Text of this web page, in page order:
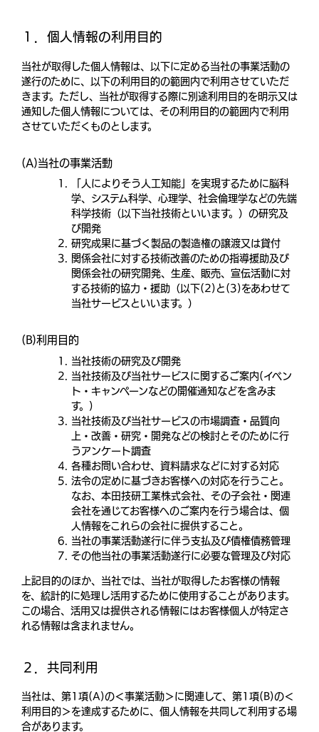
１．個人情報の利用目的
当社が取得した個人情報は、以下に定める当社の事業活動の
遂行のために、以下の利用目的の範囲内で利用させていただ
きます。ただし、当社が取得する際に別途利用目的を明示又は
通知した個人情報については、その利用目的の範囲内で利用
させていただくものとします。
(A)当社の事業活動
「人によりそう人工知能」を実現するために脳科
学、システム科学、心理学、社会倫理学などの先端
科学技術（以下当社技術といいます。）の研究及
び開発
研究成果に基づく製品の製造権の譲渡又は貸付
関係会社に対する技術改善のための指導援助及び
関係会社の研究開発、生産、販売、宣伝活動に対
する技術的協力・援助（以下(2)と(3)をあわせて
当社サービスといいます。）
(B)利用目的
当社技術の研究及び開発
当社技術及び当社サービスに関するご案内(イベン
ト・キャンペーンなどの開催通知などを含みま
す。)
当社技術及び当社サービスの市場調査・品質向
上・改善・研究・開発などの検討とそのために行
うアンケート調査
各種お問い合わせ、資料請求などに対する対応
法令の定めに基づきお客様への対応を行うこと。
なお、本田技研工業株式会社、その子会社・関連
会社を通じてお客様へのご案内を行う場合は、個
人情報をこれらの会社に提供すること。
当社の事業活動遂行に伴う支払及び債権債務管理
その他当社の事業活動遂行に必要な管理及び対応
上記目的のほか、当社では、当社が取得したお客様の情報
を、統計的に処理し活用するために使用することがあります。
この場合、活用又は提供される情報にはお客様個人が特定さ
れる情報は含まれません。
２．共同利用
当社は、第1項(A)の＜事業活動＞に関連して、第1項(B)の＜
利用目的＞を達成するために、個人情報を共同して利用する場
合があります。